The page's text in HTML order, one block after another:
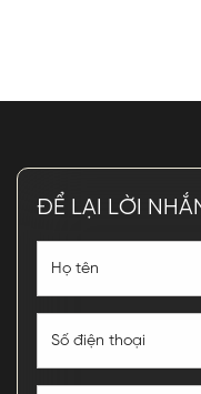
ĐỂ LẠI LỜI